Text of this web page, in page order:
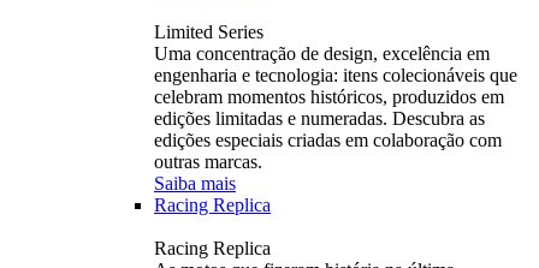
Limited Series
Uma concentração de design, excelência em
engenharia e tecnologia: itens colecionáveis ​​que
celebram momentos históricos, produzidos em
edições limitadas e numeradas. Descubra as
edições especiais criadas em colaboração com
outras marcas.
Saiba mais
Racing Replica
Racing Replica